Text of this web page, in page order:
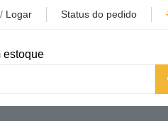
/ Logar Status do pedido
estoque